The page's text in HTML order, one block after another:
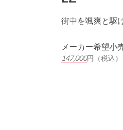
街中を颯爽と駆
メーカー希望小
147,000円（税込）